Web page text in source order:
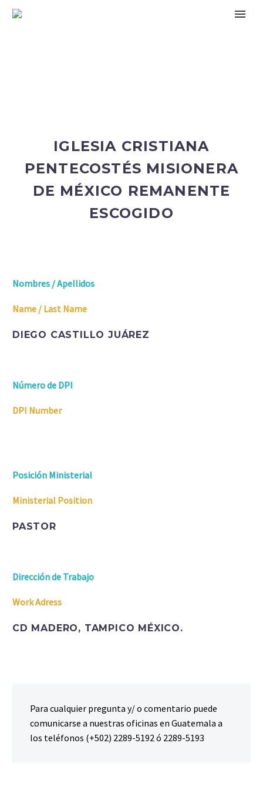
IGLESIA CRISTIANA
PENTECOSTÉS MISIONERA
DE MÉXICO REMANENTE
ESCOGIDO
Nombres / Apellidos
Name / Last Name
DIEGO CASTILLO JUÁREZ
Número de DPI
DPI Number
Posición Ministerial
Ministerial Position
PASTOR
Dirección de Trabajo
Work Adress
CD MADERO, TAMPICO MÉXICO.
Para cualquier pregunta y/ o comentario puede
comunicarse a nuestras oficinas en Guatemala a
los teléfonos (+502) 2289-5192 ó 2289-5193